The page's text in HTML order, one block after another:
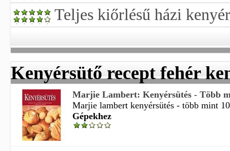
Teljes kiőrlésű házi
Kenyérsütő recept fehér
Marjie Lambert: Kenyérsütés - Több
Marjie lambert kenyérsütés - több mint
Gépekhez